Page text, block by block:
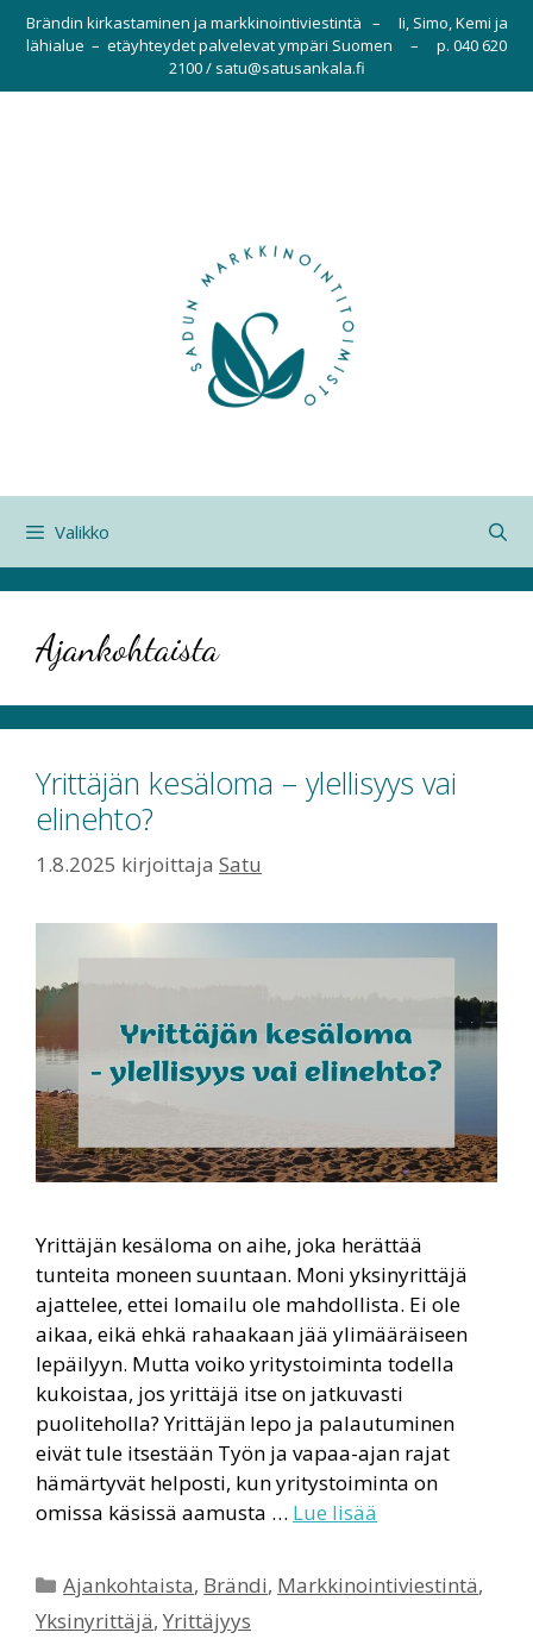
Siirry
sisältöön
Brändin kirkastaminen ja markkinointiviestintä – Ii, Simo, Kemi ja
lähialue – etäyhteydet palvelevat ympäri Suomen – p. 040 620
2100 / satu@satusankala.fi
Valikko
Ajankohtaista
Yrittäjän kesäloma – ylellisyys vai
elinehto?
1.8.2025 kirjoittaja Satu
Yrittäjän kesäloma on aihe, joka herättää
tunteita moneen suuntaan. Moni yksinyrittäjä
ajattelee, ettei lomailu ole mahdollista. Ei ole
aikaa, eikä ehkä rahaakaan jää ylimääräiseen
lepäilyyn. Mutta voiko yritystoiminta todella
kukoistaa, jos yrittäjä itse on jatkuvasti
puoliteholla? Yrittäjän lepo ja palautuminen
eivät tule itsestään Työn ja vapaa-ajan rajat
hämärtyvät helposti, kun yritystoiminta on
omissa käsissä aamusta … Lue lisää
Kategoriat
Ajankohtaista, Brändi, Markkinointiviestintä,
Yksinyrittäjä, Yrittäjyys